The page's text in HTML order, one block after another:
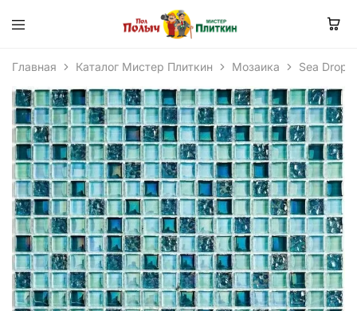
Главная Каталог Мистер Плиткин Мозаика Sea